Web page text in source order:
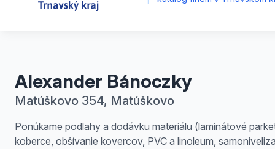
Alexander Bánoczky
Matúškovo 354, Matúškovo
Ponúkame podlahy a dodávku materiálu (laminátové
koberce, obšívanie kovercov, PVC a linoleum,